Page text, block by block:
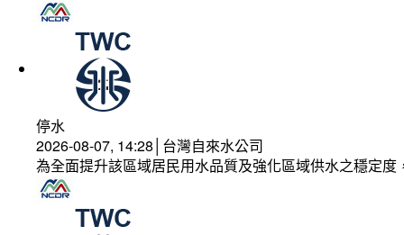
停水
2026-08-07, 14:28│台灣自來水公司
為全面提升該區域居民用水品質及強化區域供水之穩定